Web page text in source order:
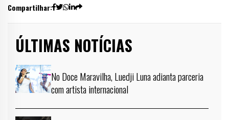
Compartilhar:
ÚLTIMAS NOTÍCIAS
No Doce Maravilha, Luedji Luna adianta parceria
com artista internacional